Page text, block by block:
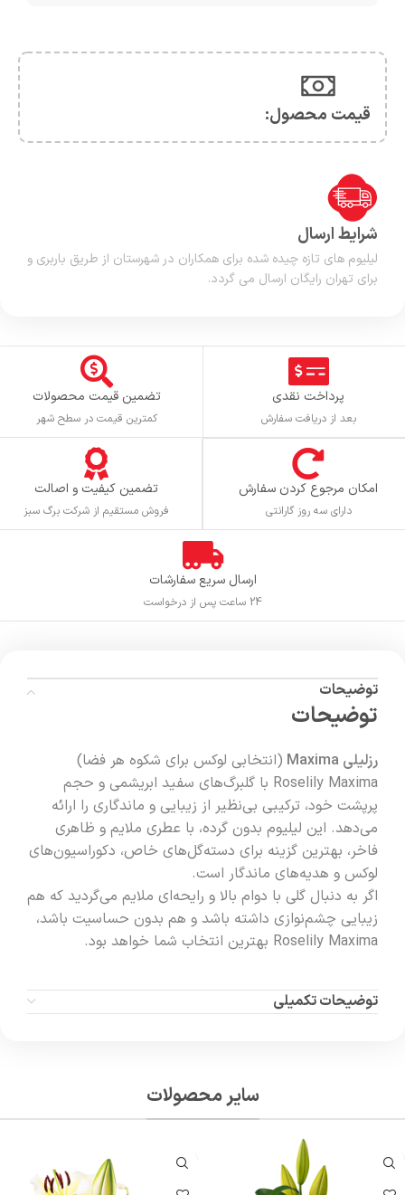
قیمت محصول:​
شرایط ارسال
لیلیوم های تازه چیده شده برای همکاران در شهرستان از طریق باربری و
برای تهران رایگان ارسال می گردد.
پرداخت نقدی
بعد از دریافت سفارش
تضمین قیمت محصولات
کمترین قیمت در سطح شهر
امکان مرجوع کردن سفارش
دارای سه روز گارانتی
تضمین کیفیت و اصالت
فروش مستقیم از شرکت برگ سبز
ارسال سریع سفارشات
24 ساعت پس از درخواست
توضیحات
توضیحات
رزلیلی Maxima
(انتخابی لوکس برای شکوه هر فضا)
Roselily Maxima با گلبرگ‌های سفید ابریشمی و حجم
پرپشت خود، ترکیبی بی‌نظیر از زیبایی و ماندگاری را ارائه
می‌دهد. این لیلیوم بدون گرده، با عطری ملایم و ظاهری
فاخر، بهترین گزینه برای دسته‌گل‌های خاص، دکوراسیون‌های
لوکس و هدیه‌های ماندگار است.
اگر به دنبال گلی با دوام بالا و رایحه‌ای ملایم می‌گردید که هم
زیبایی چشم‌نوازی داشته باشد و هم بدون حساسیت باشد،
Roselily Maxima بهترین انتخاب شما خواهد بود.
توضیحات تکمیلی
سایر محصولات